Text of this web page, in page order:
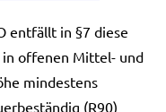
entfällt in §7 diese
in offenen Mittel- und
mindestens
(R90)